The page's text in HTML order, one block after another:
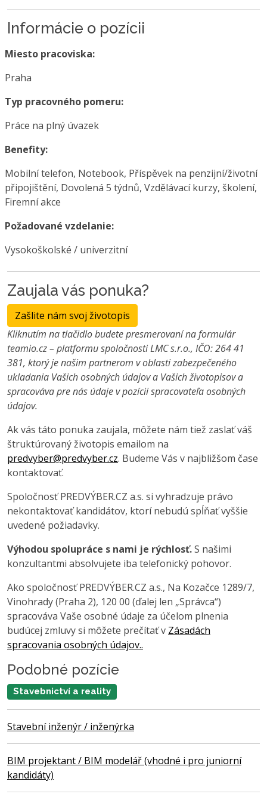
Informácie o pozícii
Miesto pracoviska:
Praha
Typ pracovného pomeru:
Práce na plný úvazek
Benefity:
Mobilní telefon, Notebook, Příspěvek na penzijní/životní
připojištění, Dovolená 5 týdnů, Vzdělávací kurzy, školení,
Firemní akce
Požadované vzdelanie:
Vysokoškolské / univerzitní
Zaujala vás ponuka?
Zašlite nám svoj životopis
Kliknutím na tlačidlo budete presmerovaní na formulár
teamio.cz – platformu spoločnosti LMC s.r.o., IČO: 264 41
381, ktorý je našim partnerom v oblasti zabezpečeného
ukladania Vašich osobných údajov a Vašich životopisov a
spracováva pre nás údaje v pozícii spracovateľa osobných
údajov.
Ak vás táto ponuka zaujala, môžete nám tiež zaslať váš
štruktúrovaný životopis emailom na
predvyber@predvyber.cz. Budeme Vás v najbližšom čase
kontaktovať.
Spoločnosť PREDVÝBER.CZ a.s. si vyhradzuje právo
nekontaktovať kandidátov, ktorí nebudú spĺňať vyššie
uvedené požiadavky.
Výhodou spolupráce s nami je rýchlosť.S našimi
konzultantmi absolvujete iba telefonický pohovor.
Ako spoločnosť PREDVÝBER.CZ a.s., Na Kozačce 1289/7,
Vinohrady (Praha 2), 120 00 (ďalej len „Správca“)
spracováva Vaše osobné údaje za účelom plnenia
budúcej zmluvy si môžete prečítať v Zásadách
spracovania osobných údajov..
Podobné pozície
Stavebnictví a reality
Stavební inženýr / inženýrka
BIM projektant / BIM modelář (vhodné i pro juniorní
kandidáty)